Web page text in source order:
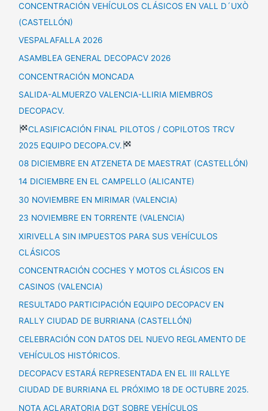
CONCENTRACIÓN VEHÍCULOS CLÁSICOS EN VALL D´UXÒ
(CASTELLÓN)
VESPALAFALLA 2026
ASAMBLEA GENERAL DECOPACV 2026
CONCENTRACIÓN MONCADA
SALIDA-ALMUERZO VALENCIA-LLIRIA MIEMBROS
DECOPACV.
CLASIFICACIÓN FINAL PILOTOS / COPILOTOS TRCV
2025 EQUIPO DECOPA.CV.
08 DICIEMBRE EN ATZENETA DE MAESTRAT (CASTELLÓN)
14 DICIEMBRE EN EL CAMPELLO (ALICANTE)
30 NOVIEMBRE EN MIRIMAR (VALENCIA)
23 NOVIEMBRE EN TORRENTE (VALENCIA)
XIRIVELLA SIN IMPUESTOS PARA SUS VEHÍCULOS
CLÁSICOS
CONCENTRACIÓN COCHES Y MOTOS CLÁSICOS EN
CASINOS (VALENCIA)
RESULTADO PARTICIPACIÓN EQUIPO DECOPACV EN
RALLY CIUDAD DE BURRIANA (CASTELLÓN)
CELEBRACIÓN CON DATOS DEL NUEVO REGLAMENTO DE
VEHÍCULOS HISTÓRICOS.
DECOPACV ESTARÁ REPRESENTADA EN EL III RALLYE
CIUDAD DE BURRIANA EL PRÓXIMO 18 DE OCTUBRE 2025.
NOTA ACLARATORIA DGT SOBRE VEHÍCULOS